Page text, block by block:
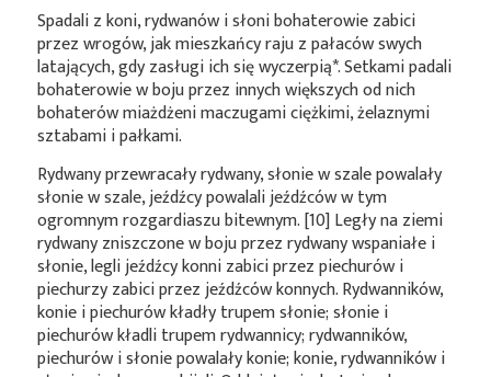
Spadali z koni, rydwanów i słoni bohaterowie zabici
przez wrogów, jak mieszkańcy raju z pałaców swych
latających, gdy zasługi ich sięwyczerpią*. Setkami padali
bohaterowie w boju przez innych większych od nich
bohaterów miażdżeni maczugami ciężkimi, żelaznymi
sztabami i pałkami.
Rydwany przewracały rydwany, słonie w szale powalały
słonie w szale, jeźdźcy powalali jeźdźców w tym
ogromnym rozgardiaszu bitewnym. [10] Legły na ziemi
rydwany zniszczone w boju przez rydwany wspaniałe i
słonie, legli jeźdźcy konni zabici przez piechurów i
piechurzy zabici przez jeźdźców konnych. Rydwanników,
konie i piechurów kładły trupem słonie; słonie i
piechurów kładli trupem rydwannicy; rydwanników,
piechurów i słonie powalały konie; konie, rydwanników i